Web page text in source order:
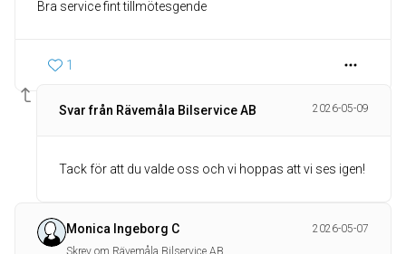
Bra service fint tillmötesgende
1
Svar från Rävemåla Bilservice AB 2026-05-09
Tack för att du valde oss och vi hoppas att vi ses igen!
Monica Ingeborg C
2026-05-07
Skrev om Rävemåla Bilservice AB